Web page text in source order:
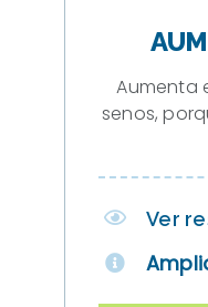
Aumenta
senos,
Ver